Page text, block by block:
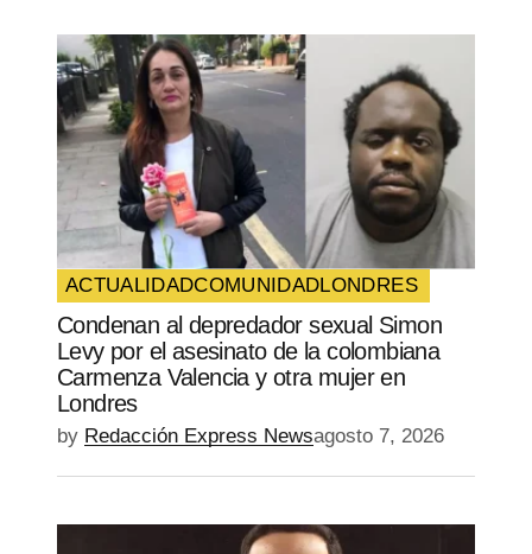
ACTUALIDADCOMUNIDADLONDRES
Condenan al depredador sexual Simon
Levy por el asesinato de la colombiana
Carmenza Valencia y otra mujer en
Londres
by Redacción Express Newsagosto 7, 2026